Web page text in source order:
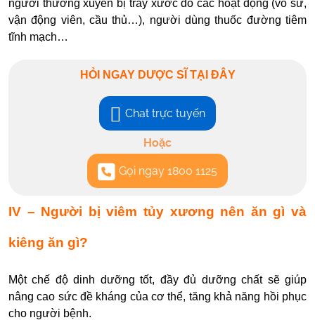
người thường xuyên bị trầy xước do các hoạt động (võ sư,
vận động viên, cầu thủ…), người dùng thuốc đường tiêm
tĩnh mạch…
HỎI NGAY DƯỢC SĨ TẠI ĐÂY
Chat trực tuyến
Hoặc
Gọi ngay 1800 1125
IV – Người bị viêm tủy xương nên ăn gì và
kiêng ăn gì?
Một chế độ dinh dưỡng tốt, đầy đủ dưỡng chất sẽ giúp
nâng cao sức đề kháng của cơ thể, tăng khả năng hồi phục
cho người bệnh.